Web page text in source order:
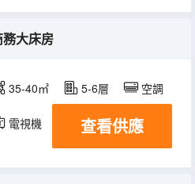
務大床房
35-40㎡ 5-6層 空調
電視機 查看供應